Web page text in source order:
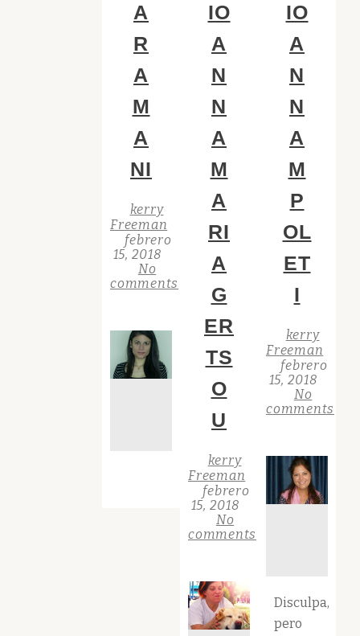
A
R
A
M
A
NI
kerry
Freeman
febrero
15, 2018
No
comments
IO
A
N
N
A
M
A
RI
A
G
ER
TS
O
U
kerry
Freeman
febrero
15, 2018
No
comments
IO
A
N
N
A
M
P
OL
ET
I
kerry
Freeman
febrero
15, 2018
No
comments
Disculpa,
pero